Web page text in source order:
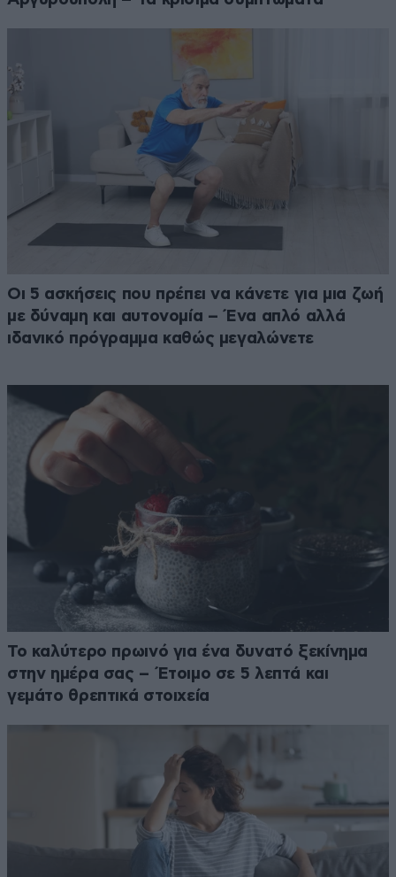
Οι 5 ασκήσεις που πρέπει να κάνετε για μια ζωή
με δύναμη και αυτονομία – Ένα απλό αλλά
ιδανικό πρόγραμμα καθώς μεγαλώνετε
Το καλύτερο πρωινό για ένα δυνατό ξεκίνημα
στην ημέρα σας – Έτοιμο σε 5 λεπτά και
γεμάτο θρεπτικά στοιχεία